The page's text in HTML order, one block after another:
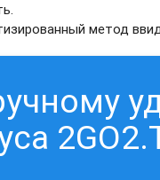
метод